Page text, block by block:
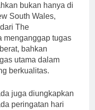
bukan hanya di
South Wales,
The
menganggap tugas
bahkan
utama dalam
berkualitas.
juga diungkapkan
peringatan hari